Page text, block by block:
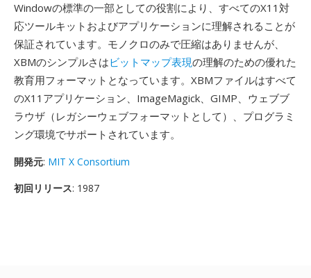
Windowの標準の一部としての役割により、すべてのX11対
応ツールキットおよびアプリケーションに理解されることが
保証されています。モノクロのみで圧縮はありませんが、
XBMのシンプルさはビットマップ表現の理解のための優れた
教育用フォーマットとなっています。XBMファイルはすべて
のX11アプリケーション、ImageMagick、GIMP、ウェブブ
ラウザ（レガシーウェブフォーマットとして）、プログラミ
ング環境でサポートされています。
開発元: MIT X Consortium
初回リリース: 1987